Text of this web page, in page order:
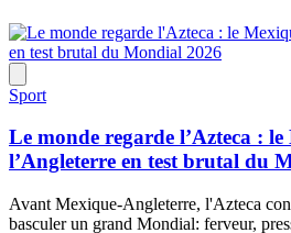
Sport
Le monde regarde l’Azteca :
l’Angleterre en test brutal du
Avant Mexique-Angleterre, l'Azteca
basculer un grand Mondial: ferveur,